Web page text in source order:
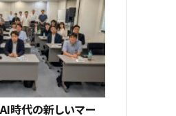
時代の新しいマー